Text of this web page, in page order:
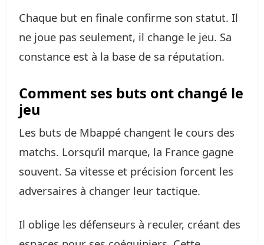
Chaque but en finale confirme son statut. Il
ne joue pas seulement, il change le jeu. Sa
constance est à la base de sa réputation.
Comment ses buts ont changé le
jeu
Les buts de Mbappé changent le cours des
matchs. Lorsqu’il marque, la France gagne
souvent. Sa vitesse et précision forcent les
adversaires à changer leur tactique.
Il oblige les défenseurs à reculer, créant des